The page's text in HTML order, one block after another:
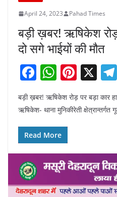
April 24, 2023 Pahad Times
बड़ी ख़बर! ऋषिकेश
दो सगे भाईयों की मौत
F
c
e
b
o
o
k
W
h
at
s
A
p
p
Pi
er
X
बड़ी ख़बर! ऋषिकेश रोड़ पर बड़ा कार
ऋषिकेश- थाना मुनिकीरेती क्षेत्रान्तर्गत
Read More